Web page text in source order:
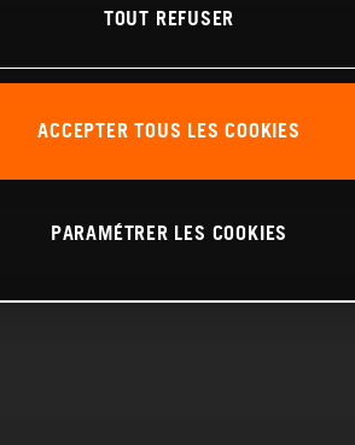
TOUT REFUSER
ACCEPTER TOUS LES COOKIES
PARAMÉTRER LES COOKIES